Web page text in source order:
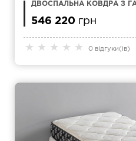
★ ★ ★ ★ ★ 0 відгуки(ів)
ДВОСПАЛЬНА КОВДРА З
546 220 грн